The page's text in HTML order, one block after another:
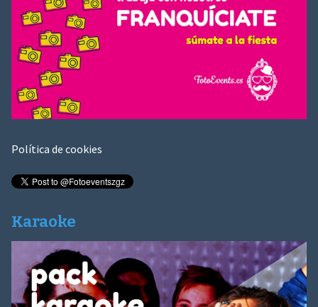
Política de cookies
Karaoke